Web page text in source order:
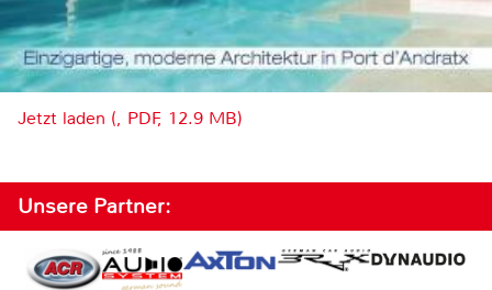
Jetzt laden (, PDF, 12.9 MB)
Unsere Partner: